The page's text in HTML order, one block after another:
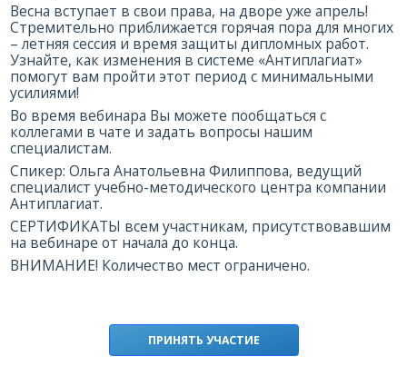
Весна вступает в свои права, на дворе уже апрель!
Стремительно приближается горячая пора для многих
– летняя сессия и время защиты дипломных работ.
Узнайте, как изменения в системе «Антиплагиат»
помогут вам пройти этот период с минимальными
усилиями!
Во время вебинара Вы можете пообщаться с
коллегами в чате и задать вопросы нашим
специалистам.
Спикер: Ольга Анатольевна Филиппова, ведущий
специалист учебно-методического центра компании
Антиплагиат.
СЕРТИФИКАТЫ всем участникам, присутствовавшим
на вебинаре от начала до конца.
ВНИМАНИЕ! Количество мест ограничено.
ПРИНЯТЬ УЧАСТИЕ